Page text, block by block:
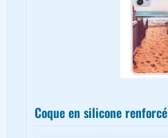
Coque en silicone